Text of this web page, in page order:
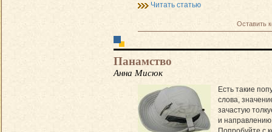
Читать статью
Оставить
Панамство
Анна Мисюк
Есть такие
слова,
зачастую
и